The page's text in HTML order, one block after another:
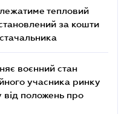
тепловий
за кошти
воєнний стан
учасника ринку
від положень про